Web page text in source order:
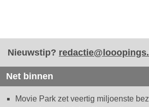
Nieuwstip?
Net binnen
Movie Park zet veertig miljoenste